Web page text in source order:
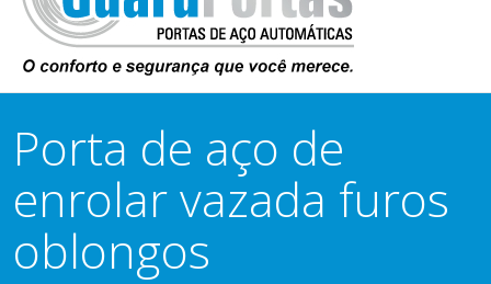
Porta de aço de
enrolar vazada furos
oblongos